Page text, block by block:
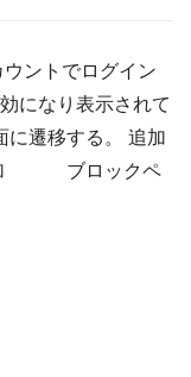
ントでログイン
になり表示されて
遷移する。 追加
加 ブロックペ